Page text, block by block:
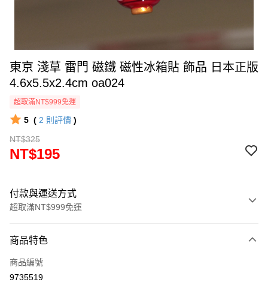
東京 淺草 雷門 磁鐵 磁性冰箱貼 飾品 日本正版
4.6x5.5x2.4cm oa024
超取滿NT$999免運
5 ( 2 則評價 )
NT$325
NT$195
付款與運送方式
超取滿NT$999免運
信用卡一次付款
信用卡分期付款
商品特色
商品編號
9735519